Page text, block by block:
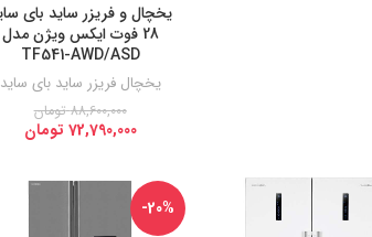
یخچال و فریزر ساید بای
28 فوت ایکس ویژن مدل
TF541-AWD/ASD
یخچال فریزر ساید بای ساید
88,600,000 تومان
72,790,000 تومان
-20%